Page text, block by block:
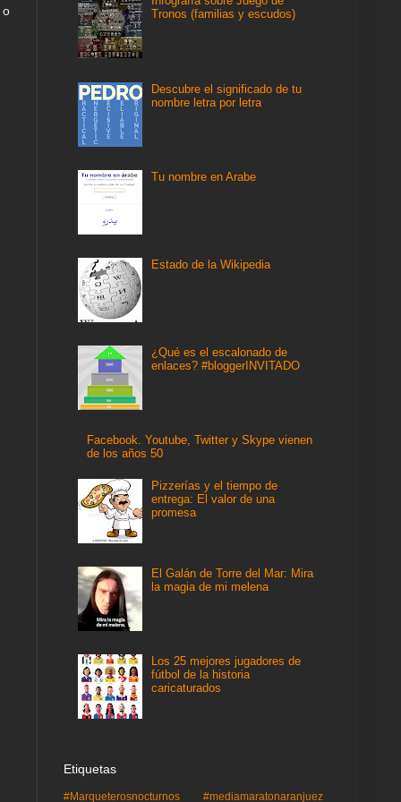
Tronos (familias y escudos)
Descubre el significado de tu
nombre letra por letra
Tu nombre en Arabe
Estado de la Wikipedia
¿Qué es el escalonado de
enlaces? #bloggerINVITADO
Facebook. Youtube, Twitter y Skype vienen
de los años 50
Pizzerías y el tiempo de
entrega: El valor de una
promesa
El Galán de Torre del Mar: Mira
la magia de mi melena
Los 25 mejores jugadores de
fútbol de la historia
caricaturados
Etiquetas
#Marqueterosnocturnos #mediamaratonaranjuez